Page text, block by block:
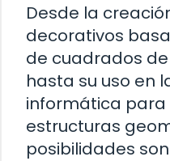
Desde la
decorativos
de cuadrados
hasta su uso en
informática
estructuras
posibilidades